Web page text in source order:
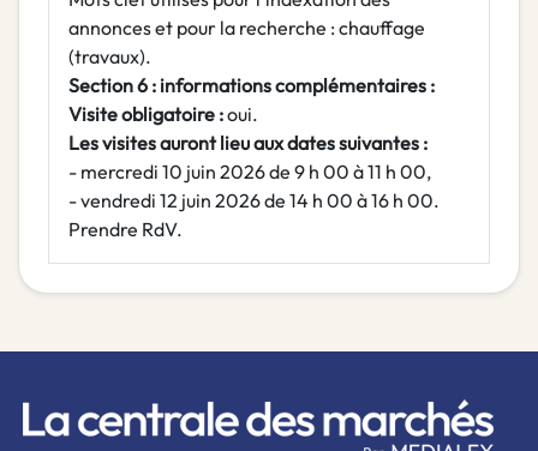
annonces et pour la recherche : chauffage
(travaux).
Section 6 : informations complémentaires :
Visite obligatoire :oui.
Les visites auront lieu aux dates suivantes :
- mercredi 10 juin 2026 de 9 h 00 à 11 h 00,
- vendredi 12 juin 2026 de 14 h 00 à 16 h 00.
Prendre RdV.